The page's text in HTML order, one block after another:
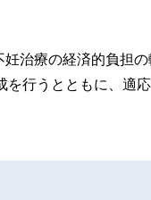
治療の経済的負担
行うとともに、適